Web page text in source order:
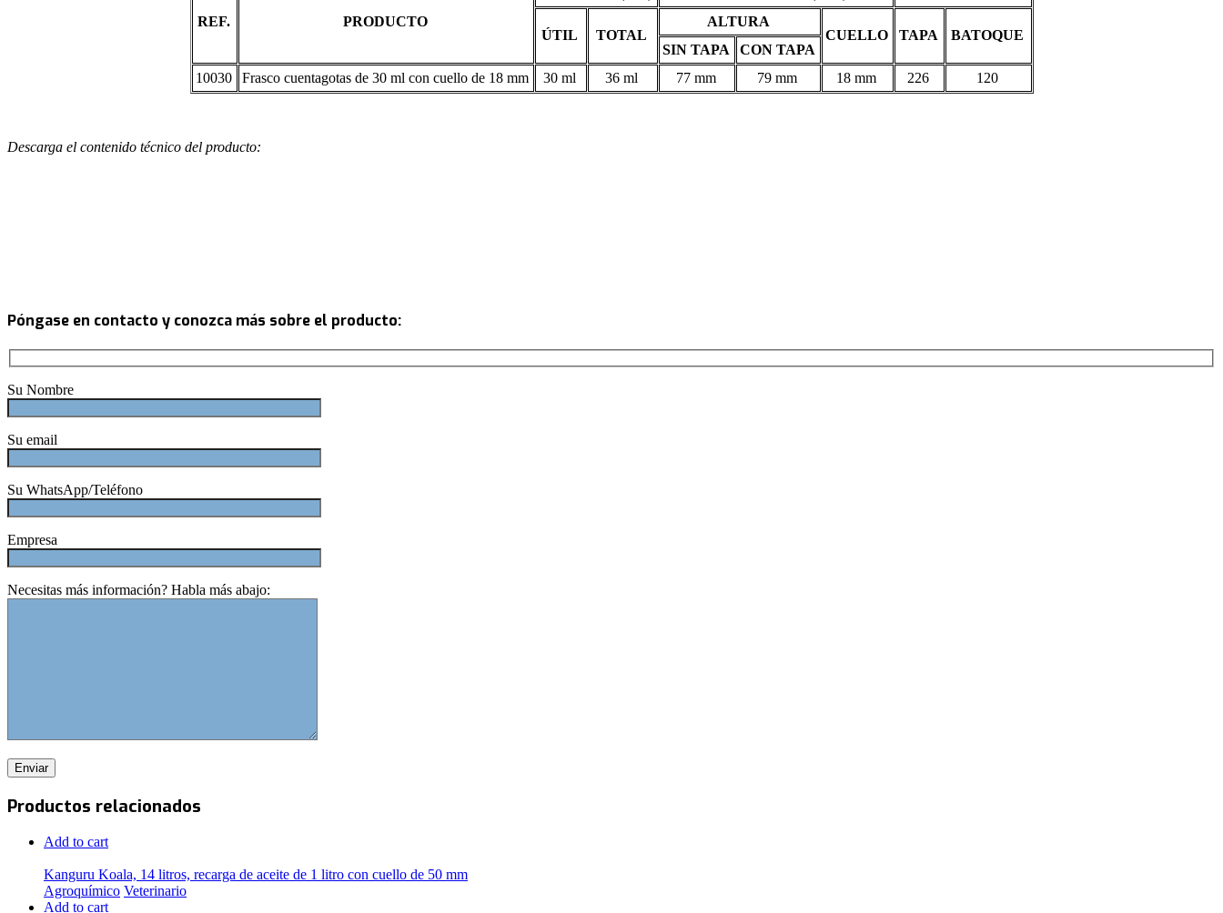
REF. PRODUCTO
ÚTIL TOTAL
ALTURA
CUELLO
TAPA
BATOQUE
SIN TAPA
CON TAPA
10030
Frasco cuentagotas de 30 ml con cuello de 18 mm 30 ml 36 ml 77 mm 79 mm 18 mm 226 120
Descarga el contenido técnico del producto:
Póngase en contacto y conozca más sobre el producto:
Su Nombre
Su email
Su WhatsApp/Teléfono
Empresa
Necesitas más información? Habla más abajo:
Productos relacionados
Add to cart
Kanguru Koala, 14 litros, recarga de aceite de 1 litro con cuello de 50 mm
Agroquímico Veterinario
Add to cart